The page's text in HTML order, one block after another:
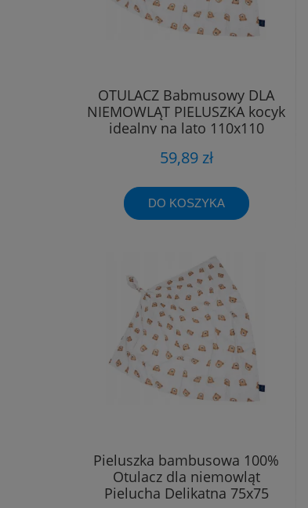
OTULACZ Babmusowy DLA
NIEMOWLĄT PIELUSZKA kocyk
idealny na lato 110x110
59,89 zł
DO KOSZYKA
Pieluszka bambusowa 100%
Otulacz dla niemowląt
Pielucha Delikatna 75x75